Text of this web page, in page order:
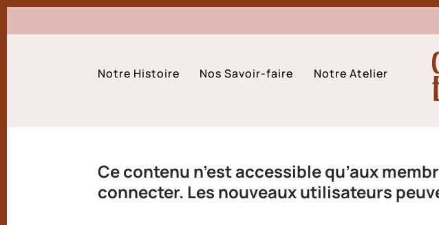
Notre Histoire Nos Savoir-faire Notre Atelier
Ce contenu n’est accessible qu’aux
connecter. Les nouveaux utilisateurs